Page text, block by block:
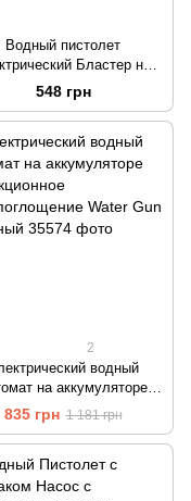
Водный пистолет
Бластер на
Space Electric
Water Gun Розовый
548 грн
2
водный
на аккумуляторе
Индукционное
Water Gun
Красный
835 грн 1 181 грн